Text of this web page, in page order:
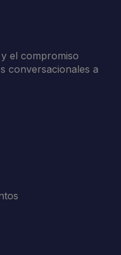
el compromiso
conversacionales a